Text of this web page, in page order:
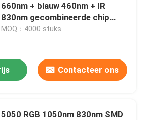
660nm + blauw 460nm + IR
830nm gecombineerde chip
LED-licht voor
MOQ：4000 stuks
Contacteer ons
5050 RGB 1050nm 830nm SMD